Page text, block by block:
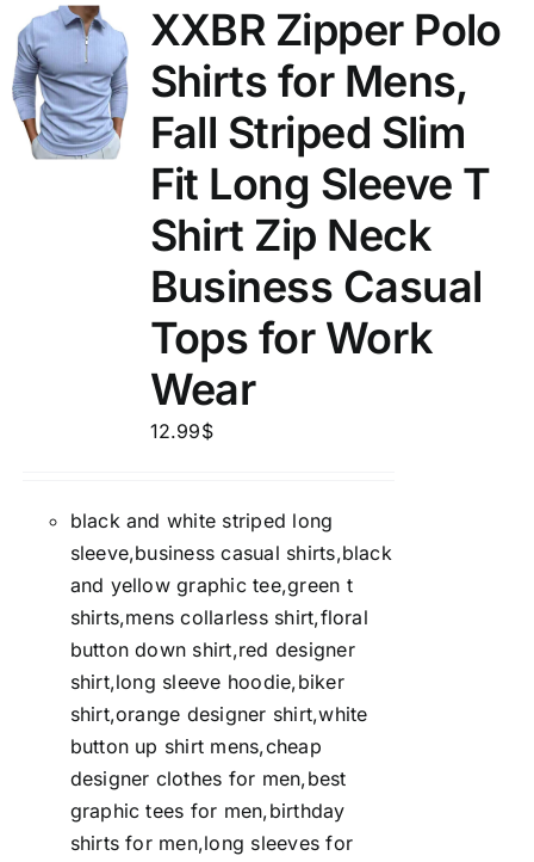
XXBR Zipper Polo
Shirts for Mens,
Fall Striped Slim
Fit Long Sleeve T
Shirt Zip Neck
Business Casual
Tops for Work
Wear
12.99$
black and white striped long
sleeve,business casual shirts,black
and yellow graphic tee,green t
shirts,mens collarless shirt,floral
button down shirt,red designer
shirt,long sleeve hoodie,biker
shirt,orange designer shirt,white
button up shirt mens,cheap
designer clothes for men,best
graphic tees for men,birthday
shirts for men,long sleeves for